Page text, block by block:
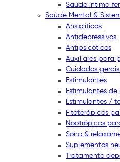
Saúde íntima
Saúde Mental &
Ansiolíticos
Antidepressivos
Antipsicóticos
Auxiliares para
Cuidados
Estimulantes
Estimulantes
Estimulantes /
Fitoterápicos
Nootrópicos
Sono &
Suplementos
Tratamento